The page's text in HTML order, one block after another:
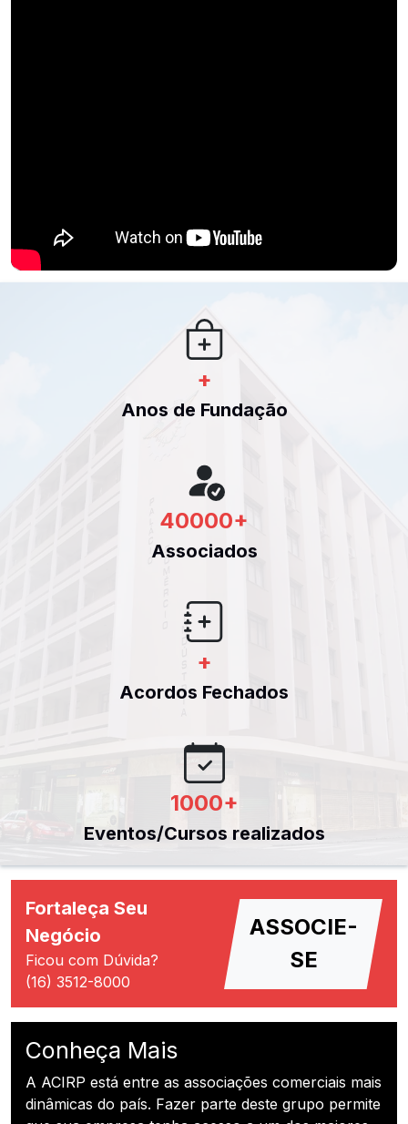
+
Anos de Fundação
40000+
Associados
+
Acordos Fechados
1000+
Eventos/Cursos realizados
Fortaleça Seu
Negócio
Ficou com Dúvida?
(16) 3512-8000
ASSOCIE-
SE
Conheça Mais
A ACIRP está entre as associações comerciais mais
dinâmicas do país. Fazer parte deste grupo permite